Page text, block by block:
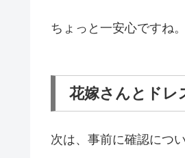
ちょっと一安心ですね。
花嫁さんとドレ
次は、事前に確認につい